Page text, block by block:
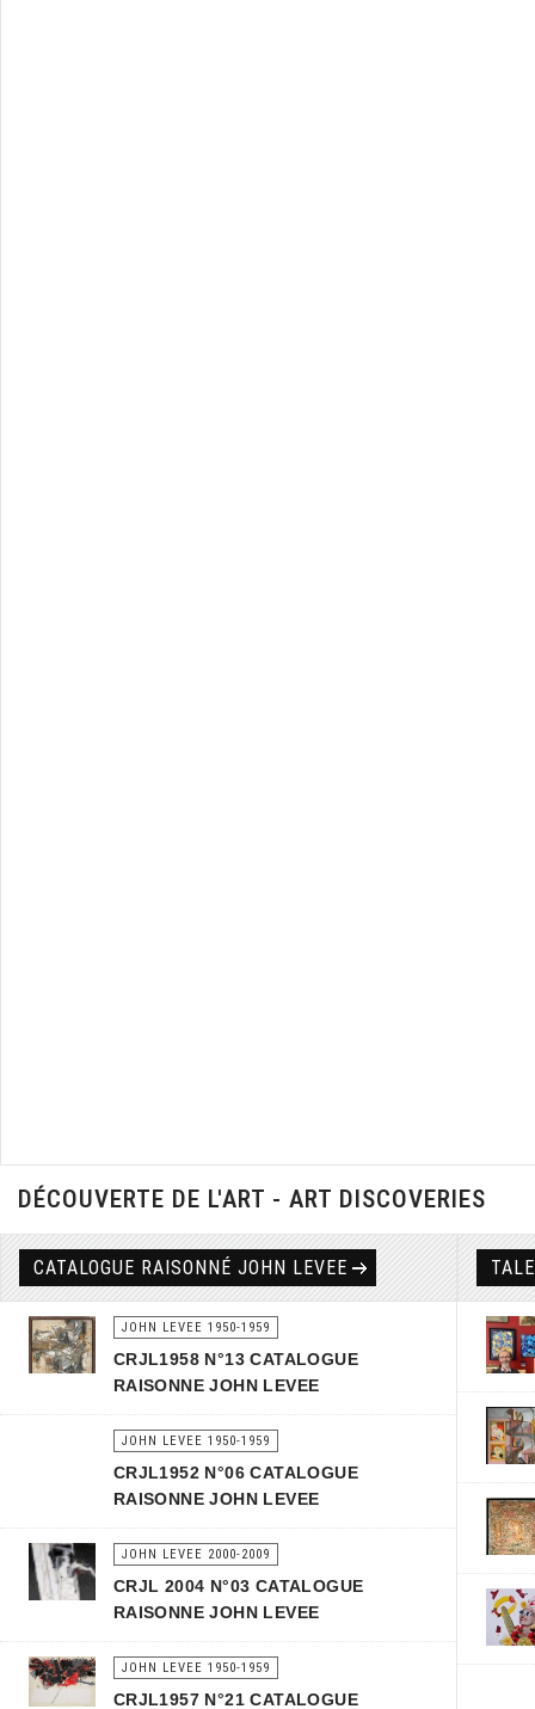
DÉCOUVERTE DE L'ART - ART DISCOVERIES
CATALOGUE RAISONNÉ JOHN LEVEE
JOHN LEVEE 1950-1959
CRJL1958 N°13 CATALOGUE
RAISONNE JOHN LEVEE
JOHN LEVEE 1950-1959
CRJL1952 N°06 CATALOGUE
RAISONNE JOHN LEVEE
JOHN LEVEE 2000-2009
CRJL 2004 N°03 CATALOGUE
RAISONNE JOHN LEVEE
JOHN LEVEE 1950-1959
CRJL1957 N°21 CATALOGUE